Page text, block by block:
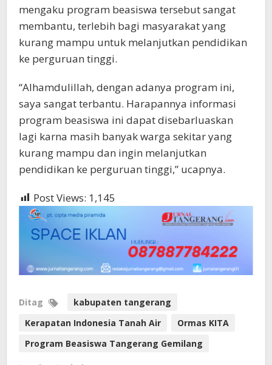
mengaku program beasiswa tersebut sangat
membantu, terlebih bagi masyarakat yang
kurang mampu untuk melanjutkan pendidikan
ke perguruan tinggi.
“Alhamdulillah, dengan adanya program ini,
saya sangat terbantu. Harapannya informasi
program beasiswa ini dapat disebarluaskan
lagi karna masih banyak warga sekitar yang
kurang mampu dan ingin melanjutkan
pendidikan ke perguruan tinggi,” ucapnya.
Post Views: 1,145
Ditag
kabupaten tangerang
Kerapatan Indonesia Tanah Air
Ormas KITA
Program Beasiswa Tangerang Gemilang